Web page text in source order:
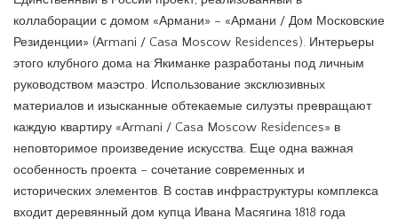
коллаборации с домом «Армани» – «Армани / Дом Московские
Резиденции» (Armani / Casa Moscow Residences). Интерьеры
этого клубного дома на Якиманке разработаны под личным
руководством маэстро. Использование эксклюзивных
материалов и изысканные обтекаемые силуэты превращают
каждую квартиру «Armani / Casa Moscow Residences» в
неповторимое произведение искусства. Еще одна важная
особенность проекта – сочетание современных и
исторических элементов. В состав инфраструктуры комплекса
входит деревянный дом купца Ивана Масягина 1818 года